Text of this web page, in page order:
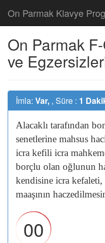
On Parmak Klavye
On Parmak
ve
İmla: Var, , Süre : 1
Alacaklı tarafından
senetlerine mahsus
icra kefili icra
borçlu olan oğlunun
kendisine icra kefaleti,
maaşının
00